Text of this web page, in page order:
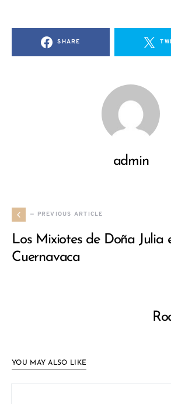
SHARE
admin
— PREVIOUS ARTICLE
Los Mixiotes de Doña Julia
Cuernavaca
YOU MAY ALSO LIKE